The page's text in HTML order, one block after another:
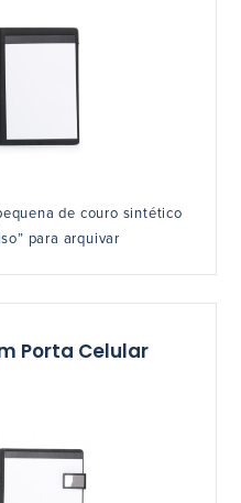
de couro sintético
para arquivar
Porta Celular